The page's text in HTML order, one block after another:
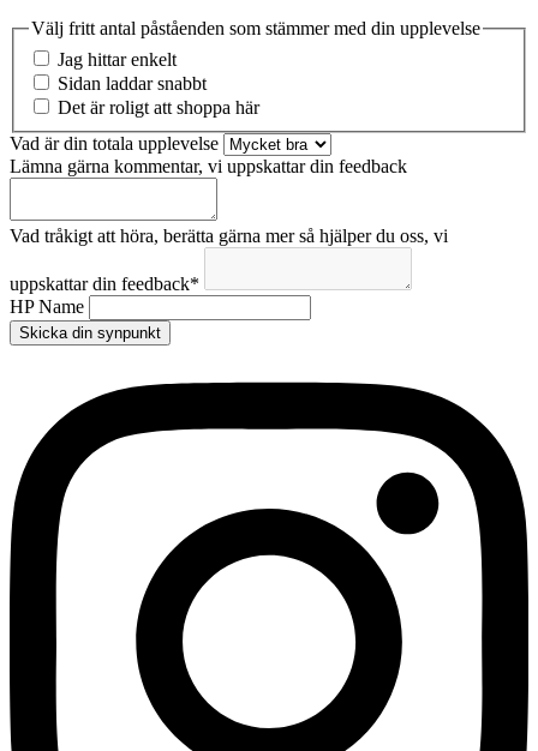
Välj fritt antal påståenden som stämmer med din upplevelse
Jag hittar enkelt
Sidan laddar snabbt
Det är roligt att shoppa här
Vad är din totala upplevelse
Lämna gärna kommentar, vi uppskattar din feedback
Vad tråkigt att höra, berätta gärna mer så hjälper du oss, vi
uppskattar din feedback*
HP Name
Skicka din synpunkt